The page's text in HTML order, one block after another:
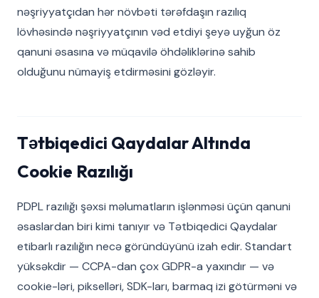
nəşriyyatçıdan hər növbəti tərəfdaşın razılıq
lövhəsində nəşriyyatçının vəd etdiyi şeyə uyğun öz
qanuni əsasına və müqavilə öhdəliklərinə sahib
olduğunu nümayiş etdirməsini gözləyir.
Tətbiqedici Qaydalar Altında
Cookie Razılığı
PDPL razılığı şəxsi məlumatların işlənməsi üçün qanuni
əsaslardan biri kimi tanıyır və Tətbiqedici Qaydalar
etibarlı razılığın necə göründüyünü izah edir. Standart
yüksəkdir — CCPA-dan çox GDPR-a yaxındır — və
cookie-ləri, pikselləri, SDK-ları, barmaq izi götürməni və